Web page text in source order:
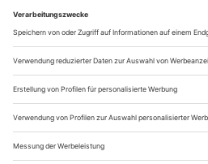
gefolgt, was ihren Gatten
– treibt die ortsansässigen...
Kuckucksnest Kosovo
Europa ist komplizierter als man
Pristina legen sich in «Einer flog über
Politik an